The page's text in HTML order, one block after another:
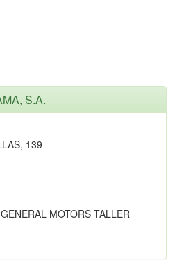
S.A.
139
MOTORS TALLER